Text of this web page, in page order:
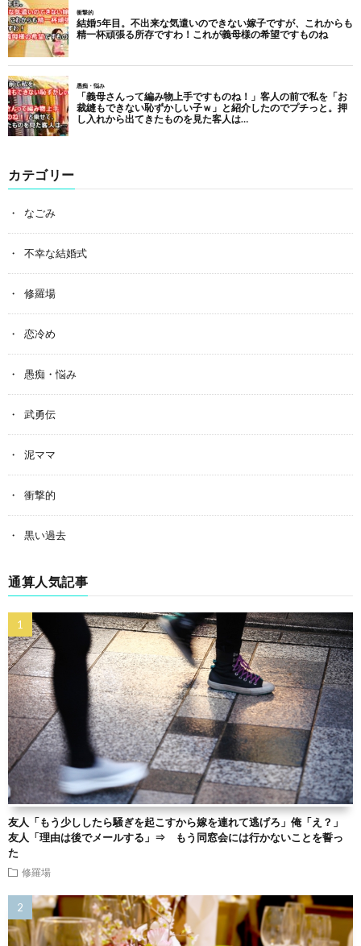
カテゴリー
なごみ
不幸な結婚式
修羅場
恋冷め
愚痴・悩み
武勇伝
泥ママ
衝撃的
黒い過去
通算人気記事
友人「もう少ししたら騒ぎを起こすから嫁を連れて逃げろ」俺「え？」
友人「理由は後でメールする」⇒ もう同窓会には行かないことを誓っ
た
修羅場